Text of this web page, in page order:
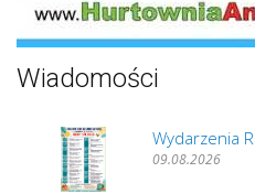
Wiadomości
Wydarzenia
09.08.2026